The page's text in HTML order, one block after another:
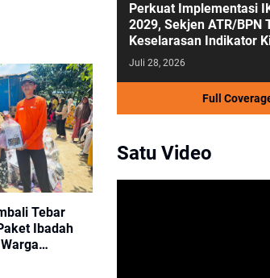
Tebar
Ibadah
Perkuat Implementasi
2029, Sekjen ATR/BPN
Keselarasan Indikator
dan Daerah
Juli 28, 2026
Full
Satu Video